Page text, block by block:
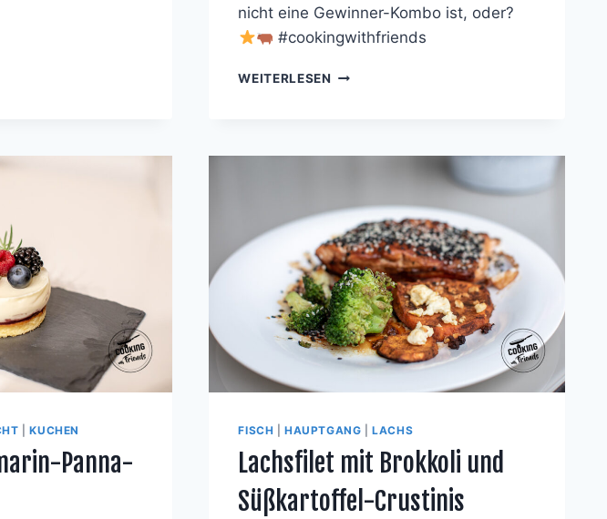
nicht eine Gewinner-Kombo ist, oder?
#cookingwithfriends
WEITERLESEN COOKING
|KUCHEN
Panna-
FISCH |HAUPTGANG |LACHS
Lachsfilet mit Brokkoli und
Süßkartoffel-Crustinis